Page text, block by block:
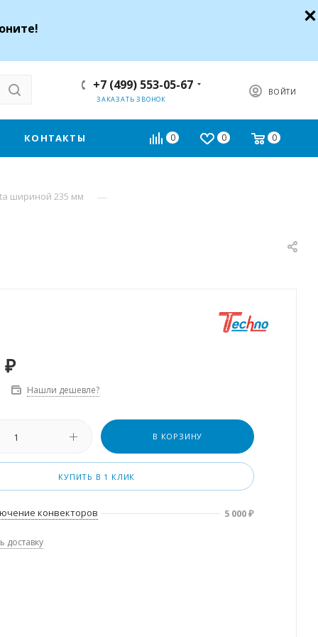
ВОЙТИ
+7 (499) 553-05-67
ЗАКАЗАТЬ ЗВОНОК
0 0 0
КОНТАКТЫ
шириной 235 мм —
₽
Нашли дешевле?
В КОРЗИНУ
КУПИТЬ В 1 КЛИК
конвекторов 5 000₽
доставку